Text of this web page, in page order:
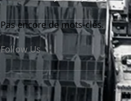
Pas encore de mots-clés.
Follow Us